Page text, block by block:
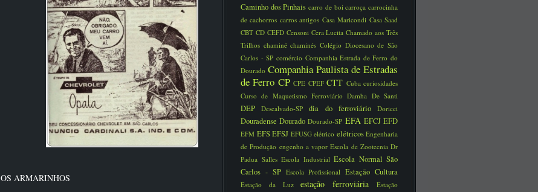
OS ARMARINHOS
Caminho dos Pinhaiscarro de boicarroçacarrocinha
de cachorros carros antigos Casa Maricondi Casa Saad
CBT CD CEFD Censoni Cera LucitaChamado aos Três
Trilhos chaminéchaminésColégio Diocesano de São
Carlos - SP comércio Companhia Estrada de Ferro do
Dourado Companhia Paulista de Estradas
de Ferro CPCPE CPEFCTT Cubacuriosidades
Curso de Maquetismo FerroviárioDamha De Santi
DEPDescalvado-SPdia do ferroviárioDoricci
DouradenseDouradoDourado-SP EFA EFCJEFD
EFM EFS EFSJ EFUSG elétrico elétricos Engenharia
de Produção engenho a vaporEscola de Zootecnia Dr
Padua Salles Escola Industrial Escola Normal São
Carlos - SP Escola ProfissionalEstação Cultura
Estação da Luzestação ferroviáriaEstação